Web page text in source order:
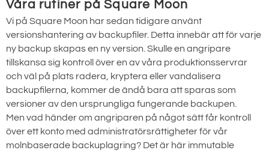
Våra rutiner på Square Moon
Vi på Square Moon har sedan tidigare använt
versionshantering av backupfiler. Detta innebär att för varje
ny backup skapas en ny version. Skulle en angripare
tillskansa sig kontroll över en av våra produktionsservrar
och väl på plats radera, kryptera eller vandalisera
backupfilerna, kommer de ändå bara att sparas som
versioner av den ursprungliga fungerande backupen.
Men vad händer om angriparen på något sätt får kontroll
över ett konto med administratörsrättigheter för vår
molnbaserade backuplagring? Det är här immutable